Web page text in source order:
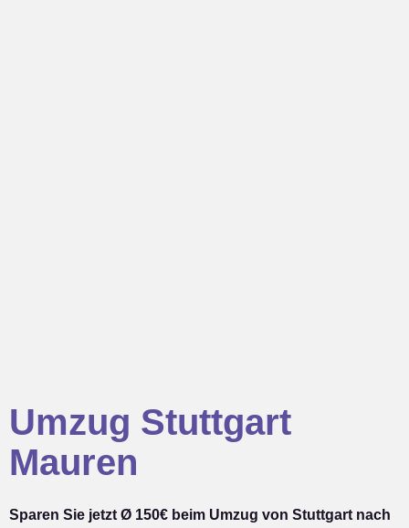
Umzug Stuttgart
Mauren
Sparen Sie jetzt Ø 150€ beim Umzug von Stuttgart nach